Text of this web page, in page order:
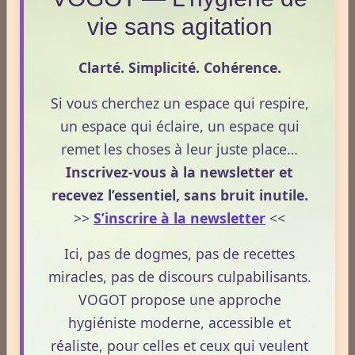
La nuit n’est pas seulement un moment de repos.
décante et prépare la vitalité du lendemain.
se joue dans cette période silencieuse.
Lire la suite
3 5
Dernières newsletters
Newsletter #313 - juillet 2026
Newsletter #312 - juin 2026
Newsletter #311 - mai 2026
vie sans agitation
Clarté. Simplicité. Cohérence.
Si vous cherchez un espace qui respire,
un espace qui éclaire, un espace qui
remet les choses à leur juste place…
Inscrivez-vous à la newsletter et
recevez l’essentiel, sans bruit inutile.
>> S’inscrire à la newsletter <<
Ici, pas de dogmes, pas de recettes
miracles, pas de discours culpabilisants.
VOGOT propose une approche
hygiéniste moderne, accessible et
réaliste, pour celles et ceux qui veulent